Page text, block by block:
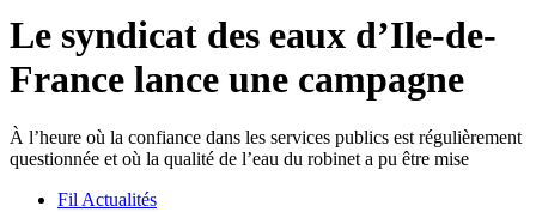
Le syndicat des eaux d’Ile-de-
France lance une campagne
À l’heure où la confiance dans les services publics est régulièrement
questionnée et où la qualité de l’eau du robinet a pu être mise
Fil Actualités